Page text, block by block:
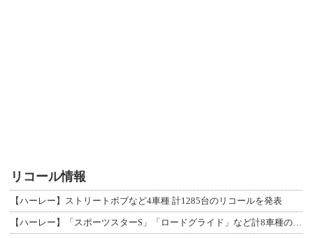
リコール情報
【ハーレー】ストリートボブなど4車種 計1285台のリコールを発表
【ハーレー】「スポーツスターS」「ロードグライド」など計8車種のリコールを発表